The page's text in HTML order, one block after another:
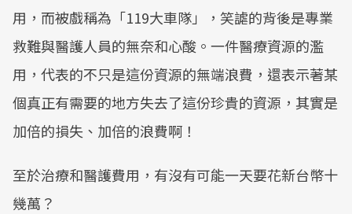
用，而被戲稱為「119大車隊」，笑謔的背後是專業
救難與醫護人員的無奈和心酸。一件醫療資源的濫
用，代表的不只是這份資源的無端浪費，還表示著某
個真正有需要的地方失去了這份珍貴的資源，其實是
加倍的損失、加倍的浪費啊！
至於治療和醫護費用，有沒有可能一天要花新台幣十
幾萬？